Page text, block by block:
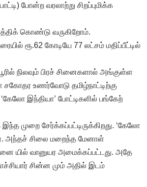
போன்ற வரலாற்று சிறப்புமிக்க
கொண்டு வருகிறோம்.
ரூ.62 கோடியே 77 லட்சம் மதிப்பீட்டில்
நிலவும் பிரச் சினைகளால் அங்குள்ள
உணர்வோடு தமிழ்நாட்டிற்கு
இந்தியா’ போட்டிகளில் பங்கேற்
முறை சேர்க்கப்பட்டிருக்கிறது. ‘கேலோ
அந்தச் சிலை மறைந்த மேனாள்
யில் வானுயர அமைக்கப்பட்டது. அதே
சின்ன மும் அதில் இடம்